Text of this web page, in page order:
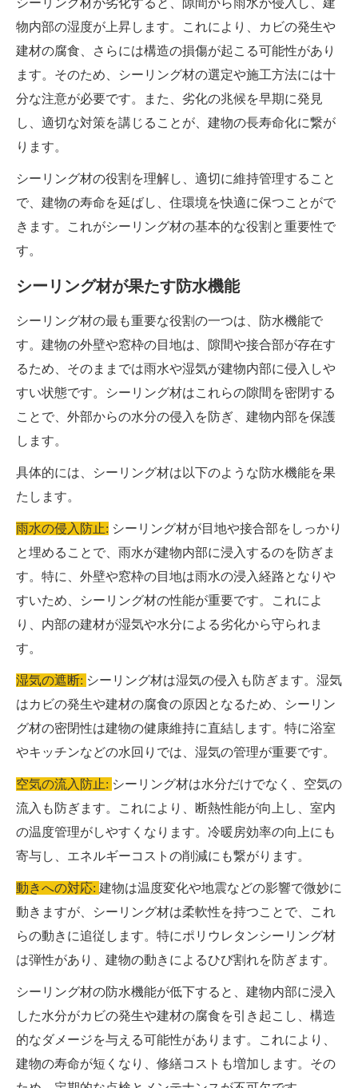
シーリング材が劣化すると、隙間から雨水が侵入し、建
物内部の湿度が上昇します。これにより、カビの発生や
建材の腐食、さらには構造の損傷が起こる可能性があり
ます。そのため、シーリング材の選定や施工方法には十
分な注意が必要です。また、劣化の兆候を早期に発見
し、適切な対策を講じることが、建物の長寿命化に繋が
ります。
シーリング材の役割を理解し、適切に維持管理すること
で、建物の寿命を延ばし、住環境を快適に保つことがで
きます。これがシーリング材の基本的な役割と重要性で
す。
シーリング材が果たす防水機能
シーリング材の最も重要な役割の一つは、防水機能で
す。建物の外壁や窓枠の目地は、隙間や接合部が存在す
るため、そのままでは雨水や湿気が建物内部に侵入しや
すい状態です。シーリング材はこれらの隙間を密閉する
ことで、外部からの水分の侵入を防ぎ、建物内部を保護
します。
具体的には、シーリング材は以下のような防水機能を果
たします。
雨水の侵入防止: シーリング材が目地や接合部をしっかり
と埋めることで、雨水が建物内部に浸入するのを防ぎま
す。特に、外壁や窓枠の目地は雨水の浸入経路となりや
すいため、シーリング材の性能が重要です。これによ
り、内部の建材が湿気や水分による劣化から守られま
す。
湿気の遮断: シーリング材は湿気の侵入も防ぎます。湿気
はカビの発生や建材の腐食の原因となるため、シーリン
グ材の密閉性は建物の健康維持に直結します。特に浴室
やキッチンなどの水回りでは、湿気の管理が重要です。
空気の流入防止: シーリング材は水分だけでなく、空気の
流入も防ぎます。これにより、断熱性能が向上し、室内
の温度管理がしやすくなります。冷暖房効率の向上にも
寄与し、エネルギーコストの削減にも繋がります。
動きへの対応: 建物は温度変化や地震などの影響で微妙に
動きますが、シーリング材は柔軟性を持つことで、これ
らの動きに追従します。特にポリウレタンシーリング材
は弾性があり、建物の動きによるひび割れを防ぎます。
シーリング材の防水機能が低下すると、建物内部に浸入
した水分がカビの発生や建材の腐食を引き起こし、構造
的なダメージを与える可能性があります。これにより、
建物の寿命が短くなり、修繕コストも増加します。その